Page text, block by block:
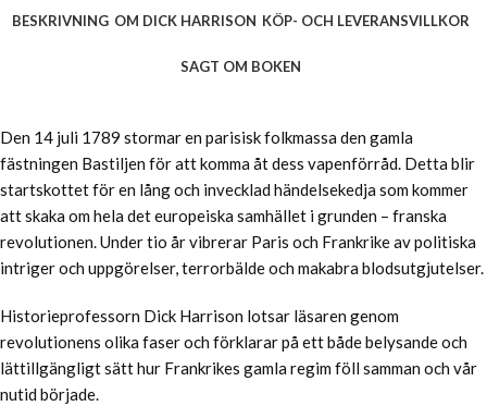
BESKRIVNING OM DICK HARRISON KÖP- OCH LEVERANSVILLKOR
SAGT OM BOKEN
Den 14 juli 1789 stormar en parisisk folkmassa den gamla
fästningen Bastiljen för att komma åt dess vapenförråd. Detta blir
startskottet för en lång och invecklad händelsekedja som kommer
att skaka om hela det europeiska samhället i grunden – franska
revolutionen. Under tio år vibrerar Paris och Frankrike av politiska
intriger och uppgörelser, terrorbälde och makabra blodsutgjutelser.
Historieprofessorn Dick Harrison lotsar läsaren genom
revolutionens olika faser och förklarar på ett både belysande och
lättillgängligt sätt hur Frankrikes gamla regim föll samman och vår
nutid började.